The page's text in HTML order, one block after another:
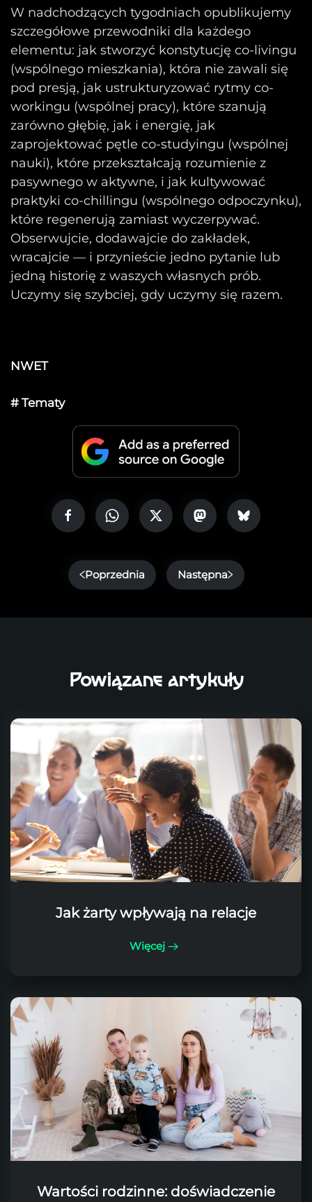
# Tematy
W nadchodzących tygodniach opublikujemy
szczegółowe przewodniki dla każdego
elementu: jak stworzyć konstytucję co-livingu
(wspólnego mieszkania), która nie zawali się
pod presją, jak ustrukturyzować rytmy co-
workingu (wspólnej pracy), które szanują
zarówno głębię, jak i energię, jak
zaprojektować pętle co-studyingu (wspólnej
nauki), które przekształcają rozumienie z
pasywnego w aktywne, i jak kultywować
praktyki co-chillingu (wspólnego odpoczynku),
które regenerują zamiast wyczerpywać.
Obserwujcie, dodawajcie do zakładek,
wracajcie — i przynieście jedno pytanie lub
jedną historię z waszych własnych prób.
Uczymy się szybciej, gdy uczymy się razem.
NWET
Poprzednia Następna
Powiązane artykuły
Jak żarty wpływają na relacje
Więcej
Wartości rodzinne: doświadczenie